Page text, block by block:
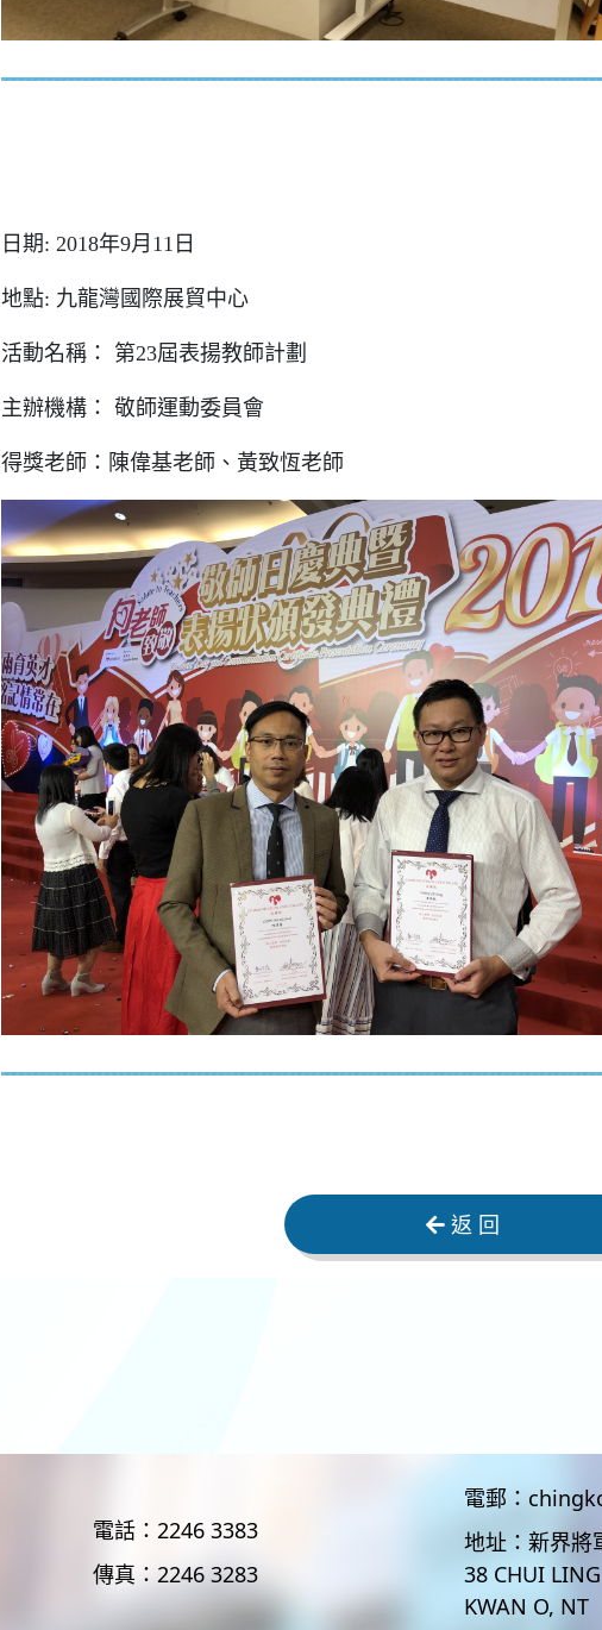
日期: 2018年9月11日
地點: 九龍灣國際展貿中心
活動名稱： 第23屆表揚教師計劃
主辦機構： 敬師運動委員會
得獎老師：陳偉基老師、黃致恆老師
返 回
電話： 2246 3383
傳真： 2246 3283
電郵：
地址：新界將
38 CHUI
KWAN O, NT